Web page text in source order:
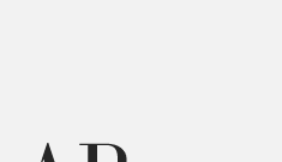
Torna al blog